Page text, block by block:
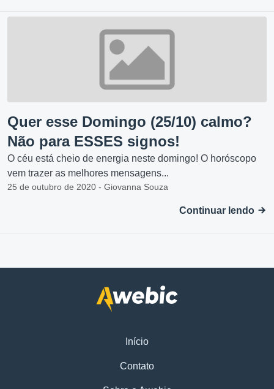
Quer esse Domingo (25/10) calmo?
Não para ESSES signos!
O céu está cheio de energia neste domingo! O horóscopo
vem trazer as melhores mensagens...
25 de outubro de 2020 - Giovanna Souza
Continuar lendo
Início
Contato